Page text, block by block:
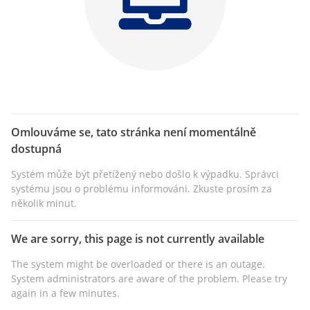
Omlouváme se, tato stránka není momentálně
dostupná
Systém může být přetížený nebo došlo k výpadku. Správci
systému jsou o problému informováni. Zkuste prosím za
několik minut.
We are sorry, this page is not currently available
The system might be overloaded or there is an outage.
System administrators are aware of the problem. Please try
again in a few minutes.